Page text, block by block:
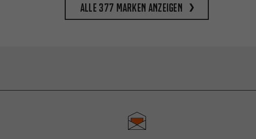
Alle 377 Marken anzeigen